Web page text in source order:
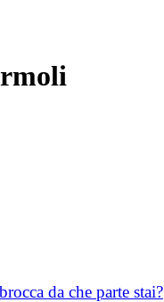
da che parte stai?